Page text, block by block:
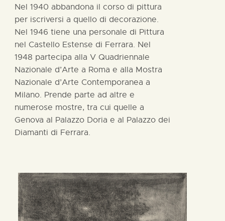
Nel 1940 abbandona il corso di pittura
per iscriversi a quello di decorazione.
Nel 1946 tiene una personale di Pittura
nel Castello Estense di Ferrara. Nel
1948 partecipa alla V Quadriennale
Nazionale d’Arte a Roma e alla Mostra
Nazionale d’Arte Contemporanea a
Milano. Prende parte ad altre e
numerose mostre, tra cui quelle a
Genova al Palazzo Doria e al Palazzo dei
Diamanti di Ferrara.